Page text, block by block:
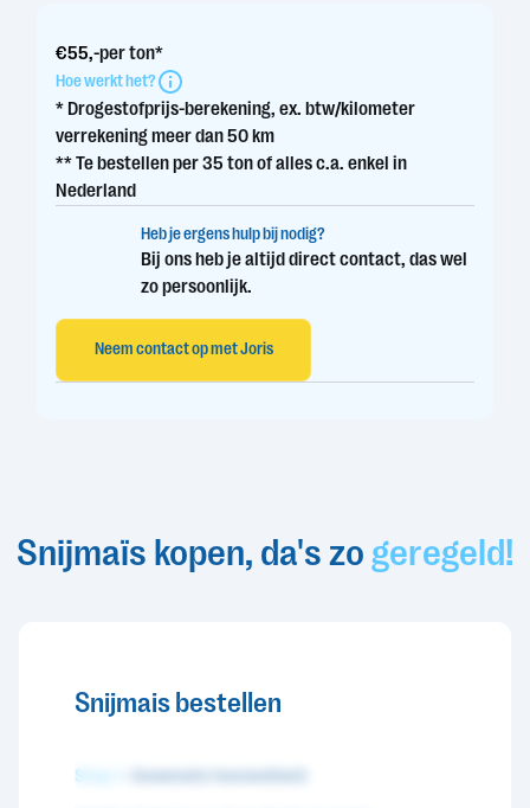
€55,-per ton*
Hoe werkt het?
* Drogestofprijs-berekening, ex. btw/kilometer
verrekening meer dan 50 km
** Te bestellen per 35 ton of alles c.a. enkel in
Nederland
Heb je ergens hulp bij nodig?
Bij ons heb je altijd direct contact, das wel
zo persoonlijk.
Neem contact op met Joris
Snijmaïs kopen, da's zogeregeld!
Snijmais bestellen
Stap 1 - Gewenste hoeveelheid